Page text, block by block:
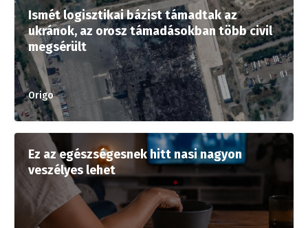
Ismét logisztikai bázist támadtak az
ukránok, az orosz támadásokban több civil
megsérült
Origo
Ez az egészségesnek hitt nasi nagyon
veszélyes lehet